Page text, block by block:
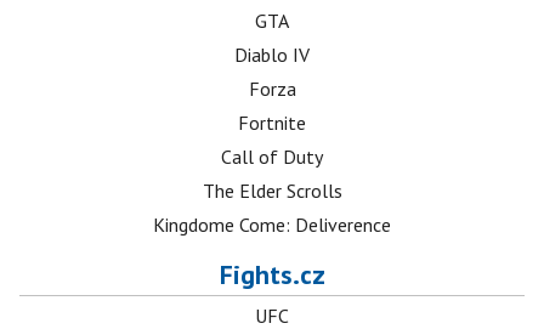
GTA
Diablo IV
Forza
Fortnite
Call of Duty
The Elder Scrolls
Kingdome Come: Deliverence
Fights.cz
UFC